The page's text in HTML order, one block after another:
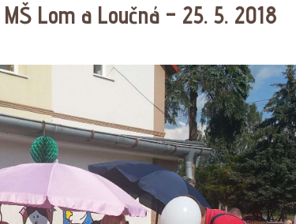
Lom a Loučná – 25. 5. 2018